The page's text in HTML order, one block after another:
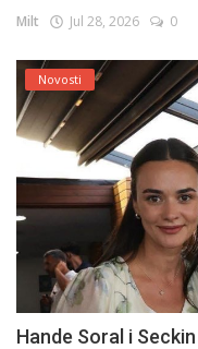
Milt Jul 28, 2026 0
Novosti
Hande Soral i